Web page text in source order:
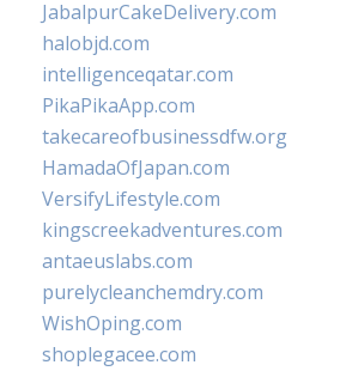
JabalpurCakeDelivery.com
halobjd.com
intelligenceqatar.com
PikaPikaApp.com
takecareofbusinessdfw.org
HamadaOfJapan.com
VersifyLifestyle.com
kingscreekadventures.com
antaeuslabs.com
purelycleanchemdry.com
WishOping.com
shoplegacee.com